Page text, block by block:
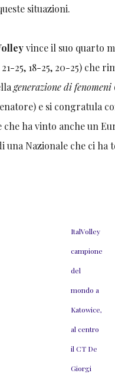
situazioni.
vince il suo quarto
25, 18-25, 20-25) che
generazione di fenomeni
e si congratula
ha vinto anche un
una Nazionale che ci
ItalVolley
campione
del
mondo a
Katowice,
al centro
il CT De
Giorgi